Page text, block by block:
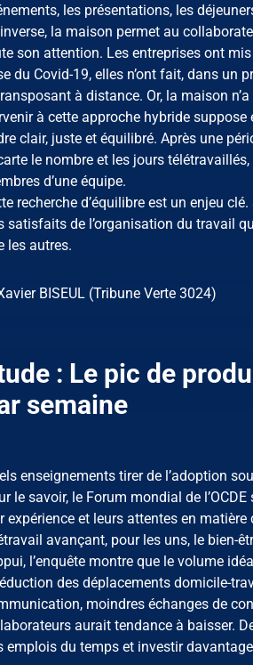
les présentations, les
la maison permet au
son attention. Les entreprises ont
du Covid-19, elles n’ont fait, dans un
à distance. Or, la maison n’a
à cette approche hybride
clair, juste et équilibré. Après une
le nombre et les jours
d’une équipe.
recherche d’équilibre est un enjeu
satisfaits de l’organisation du travail
les autres.
BISEUL (Tribune Verte 3024)
: Le pic de
semaine
enseignements tirer de l’adoption
le savoir, le Forum mondial de
expérience et leurs attentes en
avançant, pour les uns, le bien-
l’enquête montre que le volume
des déplacements domicile-
moindres échanges de
aurait tendance à baisser.
emplois du temps et investir